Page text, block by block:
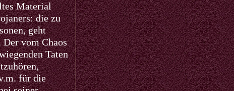
Material
die zu
geht
Der vom Chaos
Taten
für die